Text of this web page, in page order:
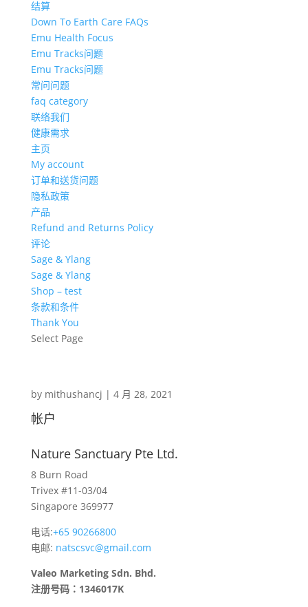
结算
Down To Earth Care FAQs
Emu Health Focus
Emu Tracks问题
Emu Tracks问题
常问问题
faq category
联络我们
健康需求
主页
My account
订单和送货问题
隐私政策
产品
Refund and Returns Policy
评论
Sage & Ylang
Sage & Ylang
Shop – test
条款和条件
Thank You
Select Page
by mithushancj | 4 月 28, 2021
帐户
Nature Sanctuary Pte Ltd.
8 Burn Road
Trivex #11-03/04
Singapore 369977
电话:+65 90266800
电邮: natscsvc@gmail.com
Valeo Marketing Sdn. Bhd.
注册号码：1346017K